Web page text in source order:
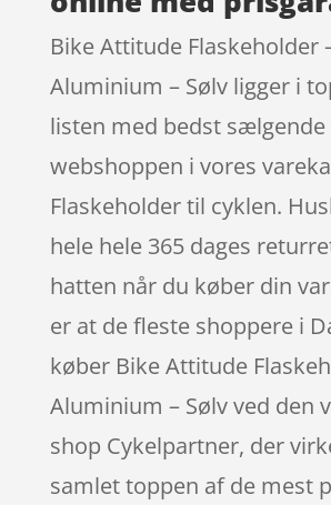
Bike Attitude Flaskeholder
Aluminium – Sølv ligger i
listen med bedst sælgende
webshoppen i vores
Flaskeholder til cyklen.
hele hele 365 dages
hatten når du køber din
er at de fleste shoppere i
køber Bike Attitude
Aluminium – Sølv ved den
shop Cykelpartner, der
samlet toppen af de mest